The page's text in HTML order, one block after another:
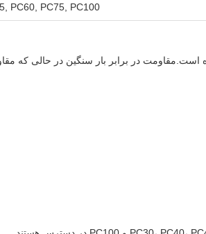
PC60, PC75, PC100
در برابر بار سنگین در حالی که